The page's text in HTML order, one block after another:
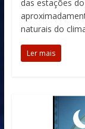
das estações
naturais do
Ler mais